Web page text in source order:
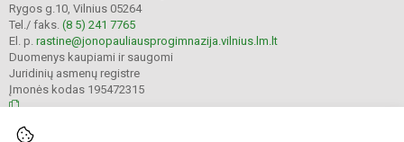
Rygos g.10, Vilnius 05264
Tel./ faks. (8 5) 241 7765
El. p. rastine@jonopauliausprogimnazija.vilnius.lm.lt
Duomenys kaupiami ir saugomi
Juridinių asmenų registre
Įmonės kodas 195472315